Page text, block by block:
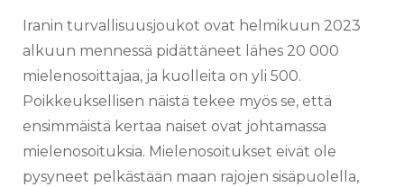
Iranin turvallisuusjoukot ovat helmikuun 2023
alkuun mennessä pidättäneet lähes 20 000
mielenosoittajaa, ja kuolleita on yli 500.
Poikkeuksellisen näistä tekee myös se, että
ensimmäistä kertaa naiset ovat johtamassa
mielenosoituksia. Mielenosoitukset eivät ole
pysyneet pelkästään maan rajojen sisäpuolella,